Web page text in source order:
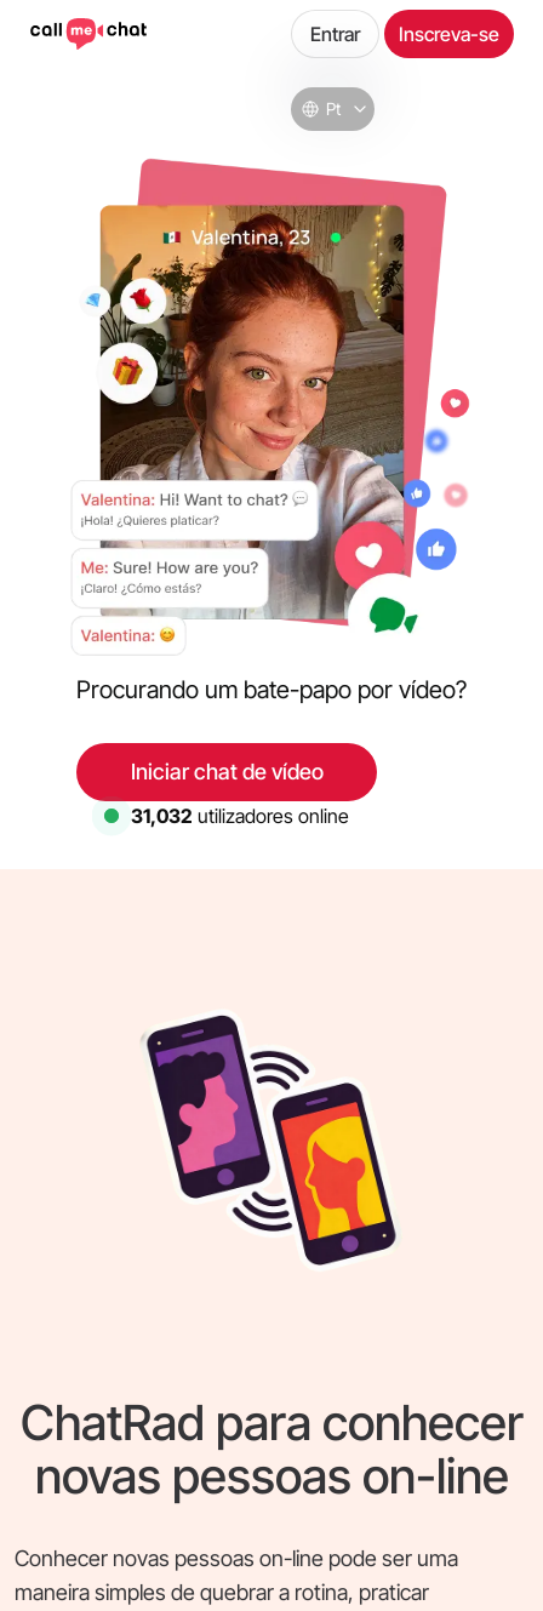
Pt
Entrar Inscreva-se
Procurando um bate-papo por vídeo?
Iniciar chat de vídeo
31,032 utilizadores online
ChatRad para conhecer
novas pessoas on-line
Conhecer novas pessoas on-line pode ser uma
maneira simples de quebrar a rotina, praticar